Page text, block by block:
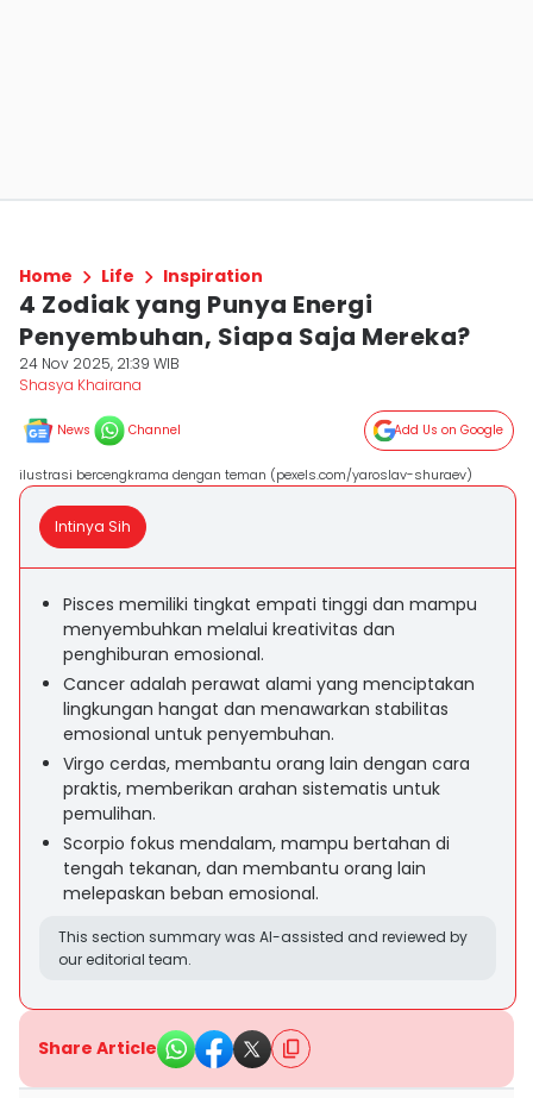
Home Life Inspiration
4 Zodiak yang Punya Energi
Penyembuhan, Siapa Saja Mereka?
24 Nov 2025, 21:39 WIB
Shasya Khairana
News Channel Add Us on Google
ilustrasi bercengkrama dengan teman (pexels.com/yaroslav-shuraev)
Intinya Sih
Pisces memiliki tingkat empati tinggi dan mampu
menyembuhkan melalui kreativitas dan
penghiburan emosional.
Cancer adalah perawat alami yang menciptakan
lingkungan hangat dan menawarkan stabilitas
emosional untuk penyembuhan.
Virgo cerdas, membantu orang lain dengan cara
praktis, memberikan arahan sistematis untuk
pemulihan.
Scorpio fokus mendalam, mampu bertahan di
tengah tekanan, dan membantu orang lain
melepaskan beban emosional.
This section summary was AI-assisted and reviewed by
our editorial team.
Share Article